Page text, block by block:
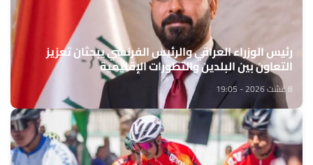
رئيس الوزراء العراقي والرئيس الفرنسي يبحثان تعزيز
التعاون بين البلدين والتطورات الإقليمية
8 غشت 2026 - 19:05